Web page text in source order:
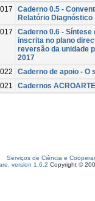
Caderno 0.5 -
Relatório Diagnóstico
Caderno 0.6 -
inscrita no plano
reversão da unidade
2017
Caderno de apoio - O
Cadernos
Serviços de Ciência e
version 1.6.2 Copyright ©